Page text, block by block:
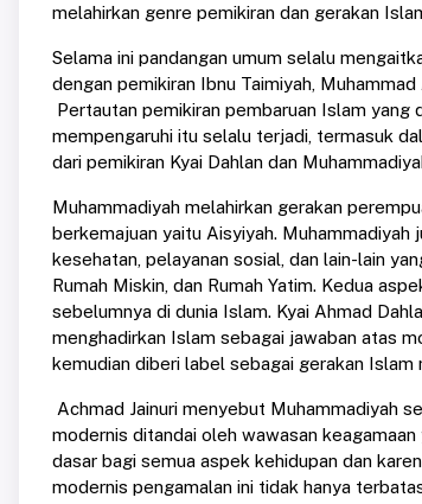
melahirkan genre pemikiran dan gerakan
Selama ini pandangan umum selalu
dengan pemikiran Ibnu Taimiyah,
Pertautan pemikiran pembaruan Islam yang
mempengaruhi itu selalu terjadi, termasuk
dari pemikiran Kyai Dahlan dan
Muhammadiyah melahirkan gerakan
berkemajuan yaitu Aisyiyah.
kesehatan, pelayanan sosial, dan lain-lain
Rumah Miskin, dan Rumah Yatim. Kedua
sebelumnya di dunia Islam. Kyai Ahmad
menghadirkan Islam sebagai jawaban atas
kemudian diberi label sebagai gerakan
Achmad Jainuri menyebut Muhammadiyah
modernis ditandai oleh wawasan
dasar bagi semua aspek kehidupan dan
modernis pengamalan ini tidak hanya